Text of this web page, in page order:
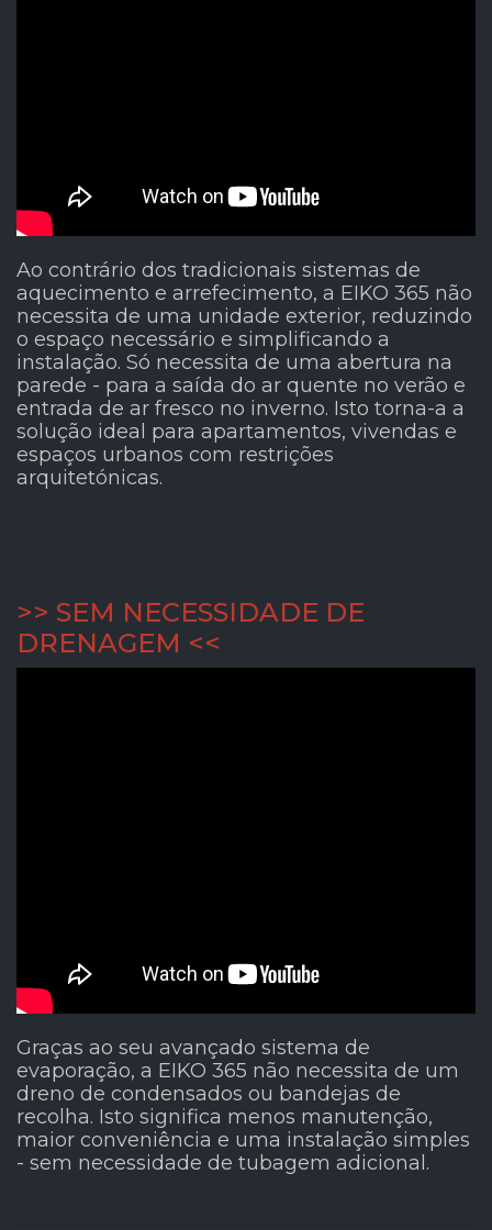
Ao contrário dos tradicionais sistemas de
aquecimento e arrefecimento, a EIKO 365 não
necessita de uma unidade exterior, reduzindo
o espaço necessário e simplificando a
instalação. Só necessita de uma abertura na
parede - para a saída do ar quente no verão e
entrada de ar fresco no inverno. Isto torna-a a
solução ideal para apartamentos, vivendas e
espaços urbanos com restrições
arquitetónicas.
>> SEM NECESSIDADE DE
DRENAGEM <<
Graças ao seu avançado sistema de
evaporação, a EIKO 365 não necessita de um
dreno de condensados ou bandejas de
recolha. Isto significa menos manutenção,
maior conveniência e uma instalação simples
- sem necessidade de tubagem adicional.